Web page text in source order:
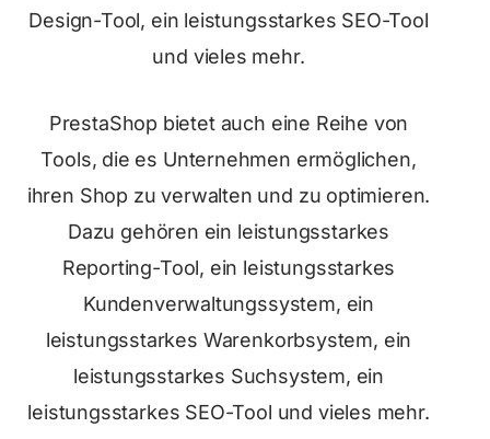
Design-Tool, ein leistungsstarkes SEO-Tool
und vieles mehr.
PrestaShop bietet auch eine Reihe von
Tools, die es Unternehmen ermöglichen,
ihren Shop zu verwalten und zu optimieren.
Dazu gehören ein leistungsstarkes
Reporting-Tool, ein leistungsstarkes
Kundenverwaltungssystem, ein
leistungsstarkes Warenkorbsystem, ein
leistungsstarkes Suchsystem, ein
leistungsstarkes SEO-Tool und vieles mehr.